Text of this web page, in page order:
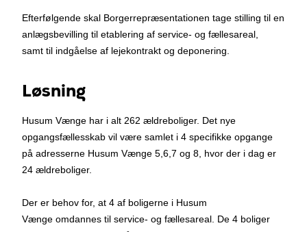
Efterfølgende skal Borgerrepræsentationen tage stilling til en
anlægsbevilling til etablering af service- og fællesareal,
samt til indgåelse af lejekontrakt og deponering.
Løsning
Husum Vænge har i alt 262 ældreboliger. Det nye
opgangsfællesskab vil være samlet i 4 specifikke opgange
på adresserne Husum Vænge 5,6,7 og 8, hvor der i dag er
24 ældreboliger.
Der er behov for, at 4 af boligerne i Husum
Vænge omdannes til service- og fællesareal. De 4 boliger